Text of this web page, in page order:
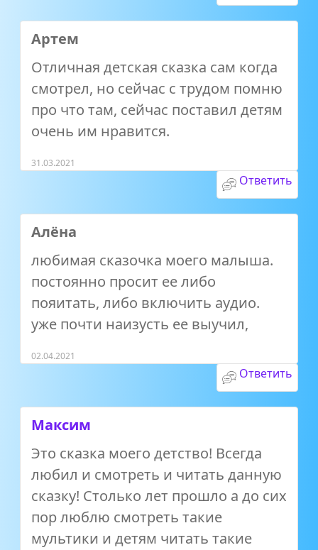
Артем
Отличная детская сказка сам когда
смотрел, но сейчас с трудом помню
про что там, сейчас поставил детям
очень им нравится.
31.03.2021
Ответить
Алёна
любимая сказочка моего малыша.
постоянно просит ее либо
пояитать, либо включить аудио.
уже почти наизусть ее выучил,
02.04.2021
Ответить
Максим
Это сказка моего детство! Всегда
любил и смотреть и читать данную
сказку! Столько лет прошло а до сих
пор люблю смотреть такие
мультики и детям читать такие